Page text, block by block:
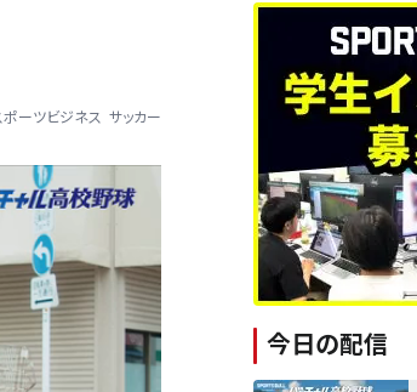
ポーツビジネス サッカー
今日の配信